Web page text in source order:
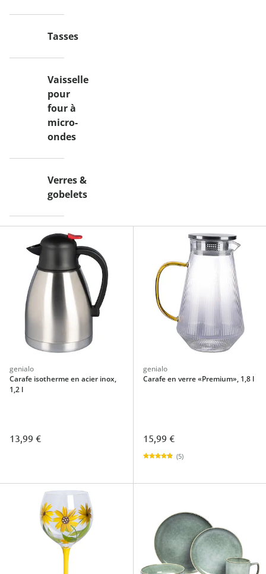
Tasses
Vaisselle
pour
four à
micro-
ondes
Verres &
gobelets
genialo
Carafe isotherme en acier inox,
1,2 l
13,99 €
genialo
Carafe en verre «Premium», 1,8 l
15,99 €
(5)